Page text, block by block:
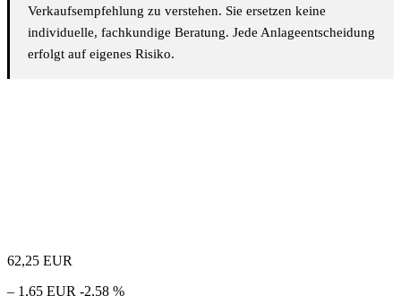
Verkaufsempfehlung zu verstehen. Sie ersetzen keine
individuelle, fachkundige Beratung. Jede Anlageentscheidung
erfolgt auf eigenes Risiko.
62,25 EUR
– 1,65 EUR -2,58 %